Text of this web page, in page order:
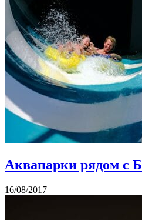
Аквапарки рядом с
16/08/2017